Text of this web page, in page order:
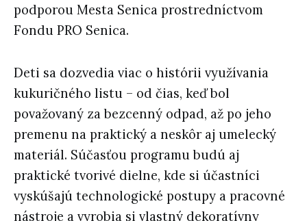
podporou Mesta Senica prostredníctvom
Fondu PRO Senica.
Deti sa dozvedia viac o histórii využívania
kukuričného listu – od čias, keď bol
považovaný za bezcenný odpad, až po jeho
premenu na praktický a neskôr aj umelecký
materiál. Súčasťou programu budú aj
praktické tvorivé dielne, kde si účastníci
vyskúšajú technologické postupy a pracovné
nástroje a vyrobia si vlastný dekoratívny